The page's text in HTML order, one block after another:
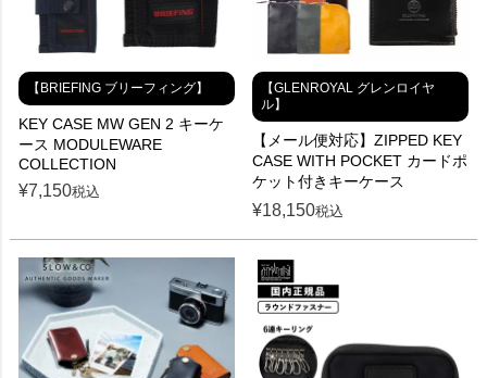
【BRIEFING ブリーフィング】
KEY CASE MW GEN 2 キーケ
ース MODULEWARE
COLLECTION
¥7,150税込
【GLENROYAL グレンロイヤ
ル】
【メール便対応】ZIPPED KEY
CASE WITH POCKET カードポ
ケット付きキーケース
¥18,150税込